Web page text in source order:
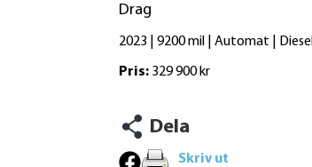
Drag
2023 | 9200 mil | Automat | Diesel
Pris:329 900 kr
Dela
Skriv ut